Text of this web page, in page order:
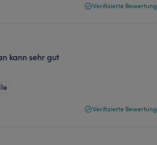
Verifizierte Bewertung
kann sehr gut
Verifizierte Bewertung